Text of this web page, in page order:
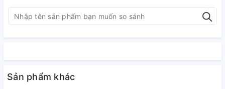
Sản phẩm khác